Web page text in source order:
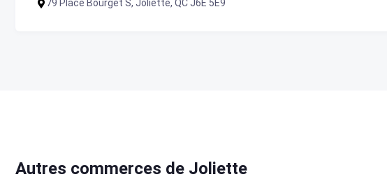
79 Place Bourget S, Joliette, QC J6E 5E9
Autres commerces de Joliette